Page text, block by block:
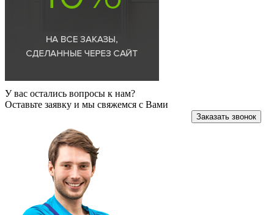
У вас остались вопросы к нам?
Оставьте заявку и мы свяжемся с Вами
Заказать звонок